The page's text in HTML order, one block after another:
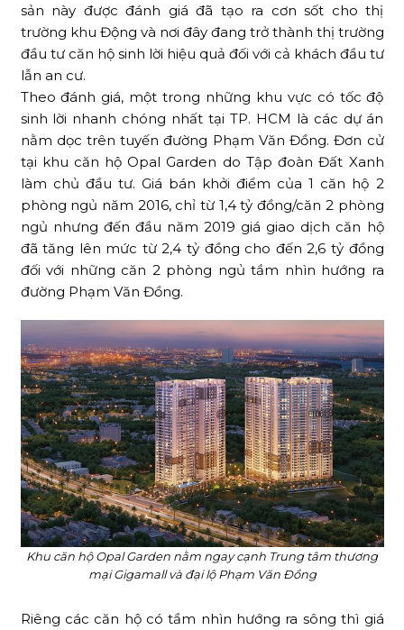
sản này được đánh giá đã tạo ra cơn sốt cho thị
trường khu Động và nơi đây đang trở thành thị trường
đầu tư căn hộ sinh lời hiệu quả đối với cả khách đầu tư
lẫn an cư.
Theo đánh giá, một trong những khu vực có tốc độ
sinh lời nhanh chóng nhất tại TP. HCM là các dự án
nằm dọc trên tuyến đường Phạm Văn Đồng. Đơn cử
tại khu căn hộ Opal Garden do Tập đoàn Đất Xanh
làm chủ đầu tư. Giá bán khởi điểm của 1 căn hộ 2
phòng ngủ năm 2016, chỉ từ 1,4 tỷ đồng/căn 2 phòng
ngủ nhưng đến đầu năm 2019 giá giao dịch căn hộ
đã tăng lên mức từ 2,4 tỷ đồng cho đến 2,6 tỷ đồng
đối với những căn 2 phòng ngủ tầm nhìn hướng ra
đường Phạm Văn Đồng.
Khu căn hộ Opal Garden nằm ngay cạnh Trung tâm thương
mại Gigamall và đại lộ Phạm Văn Đồng
Riêng các căn hộ có tầm nhìn hướng ra sông thì giá